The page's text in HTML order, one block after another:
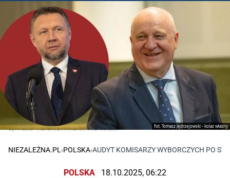
fot. Tomasz Jędrzejowski - kolaż własny
Sylwester Marciniak i Marcin Kierwiński
NIEZALEŻNA.PL ›POLSKA›AUDYT KOMISARZY WYBORCZYCH PO
POLSKA 18.10.2025, 06:22